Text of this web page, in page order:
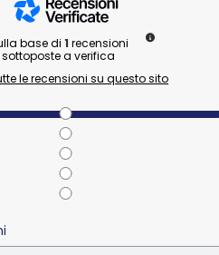
base di 1 recensioni
sottoposte a verifica
le recensioni su questo sito